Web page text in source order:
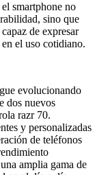
smartphone no
sino que
de expresar
el uso cotidiano.
evolucionando
dos nuevos
razr 70.
y personalizadas
de teléfonos
amplia gama de